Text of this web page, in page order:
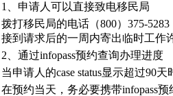
1、申请人可以直接致电移民局
拨打移民局的电话（800）375-
接到请求后的一周内寄出临时工作
2、通过infopass预约查询办理进度
当申请人的case status显示超过90
在预约当天，务必要携带infopass